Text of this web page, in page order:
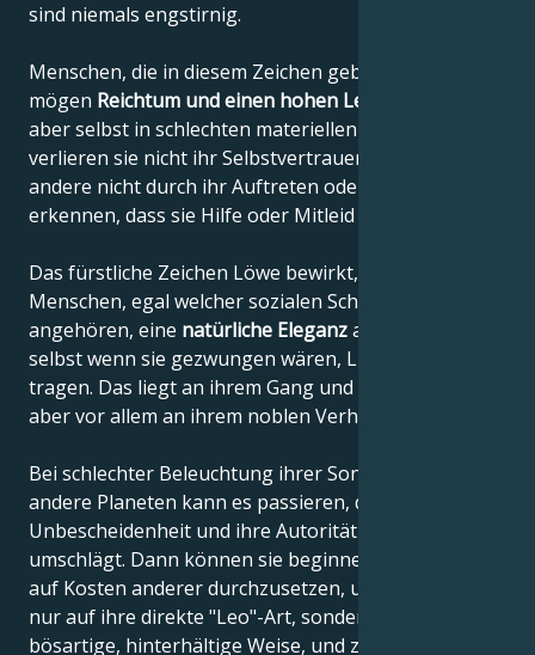
sind niemals engstirnig.
Menschen, die in diesem Zeichen geboren sind,
mögen Reichtum und einen hohen Lebensstandard
aber selbst in schlechten materiellen Situationen
verlieren sie nicht ihr Selbstvertrauen und lassen
andere nicht durch ihr Auftreten oder Verhalten
erkennen, dass sie Hilfe oder Mitleid brauchen.
Das fürstliche Zeichen Löwe bewirkt, dass diese
Menschen, egal welcher sozialen Schicht sie
angehören, eine natürliche Eleganzausstrahlen,
selbst wenn sie gezwungen wären, Lumpen zu
tragen. Das liegt an ihrem Gang und ihrer Haltung,
aber vor allem an ihrem noblen Verhalten.
Bei schlechter Beleuchtung ihrer Sonne durch
andere Planeten kann es passieren, dass ihr Stolz in
Unbescheidenheit und ihre Autorität in Arroganz
umschlägt. Dann können sie beginnen, ihren Willen
auf Kosten anderer durchzusetzen, und zwar nicht
nur auf ihre direkte "Leo"-Art, sondern auch auf eine
bösartige, hinterhältige Weise, und zwar so lange,